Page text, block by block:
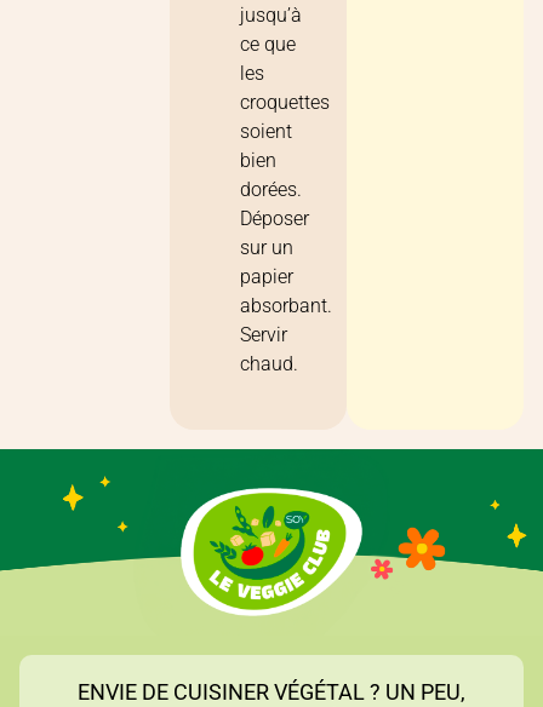
jusqu’à
ce que
les
croquettes
soient
bien
dorées.
Déposer
sur un
papier
absorbant.
Servir
chaud.
ENVIE DE CUISINER VÉGÉTAL ? UN PEU,